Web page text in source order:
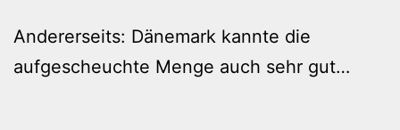
Andererseits: Dänemark kannte die
aufgescheuchte Menge auch sehr gut…